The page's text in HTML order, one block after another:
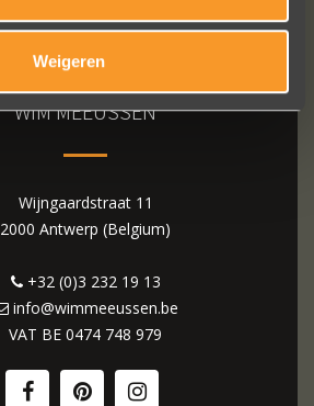
Weigeren
WIM MEEUSSEN
Wijngaardstraat 11
2000 Antwerp (Belgium)
+32 (0)3 232 19 13
info@wimmeeussen.be
VAT BE 0474 748 979